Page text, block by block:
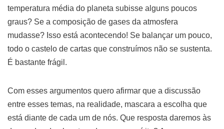
temperatura média do planeta subisse alguns poucos
graus? Se a composição de gases da atmosfera
mudasse? Isso está acontecendo! Se balançar um pouco,
todo o castelo de cartas que construímos não se sustenta.
É bastante frágil.
Com esses argumentos quero afirmar que a discussão
entre esses temas, na realidade, mascara a escolha que
está diante de cada um de nós. Que resposta daremos às